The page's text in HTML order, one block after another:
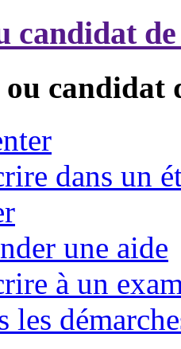
candidat
candidat
dans un
une aide
à un
les